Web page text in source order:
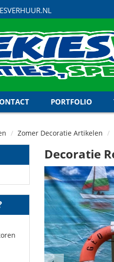
PORTFOLIO
Zomer Decoratie Artikelen
Decoratie